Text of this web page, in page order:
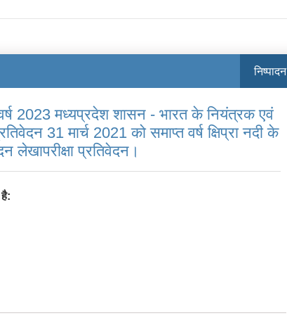
निष्‍पादन
2023 मध्यप्रदेश शासन - भारत के नियंत्रक एवं
31 मार्च 2021 को समाप्त वर्ष क्षिप्रा नदी के
लेखापरीक्षा प्रतिवेदन।
है: